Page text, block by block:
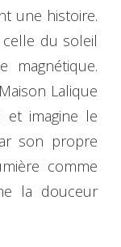
une histoire.
du soleil
Lalique
imagine le
son propre
comme
la douceur